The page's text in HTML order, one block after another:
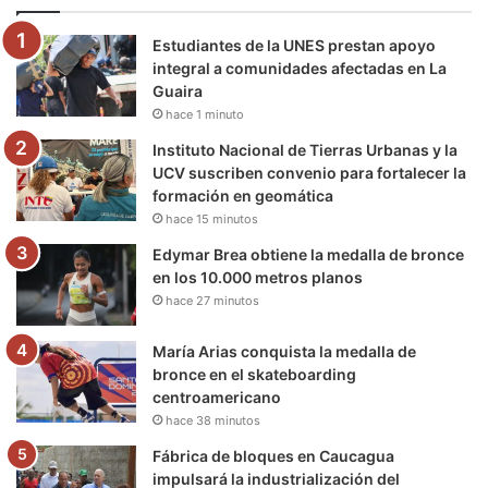
o
o
k
e
r
b
e
g
r
m
r
a
k
Estudiantes de la UNES prestan apoyo
integral a comunidades afectadas en La
Guaira
hace 1 minuto
Instituto Nacional de Tierras Urbanas y la
UCV suscriben convenio para fortalecer la
formación en geomática
hace 15 minutos
Edymar Brea obtiene la medalla de bronce
en los 10.000 metros planos
hace 27 minutos
María Arias conquista la medalla de
bronce en el skateboarding
centroamericano
hace 38 minutos
Fábrica de bloques en Caucagua
impulsará la industrialización del